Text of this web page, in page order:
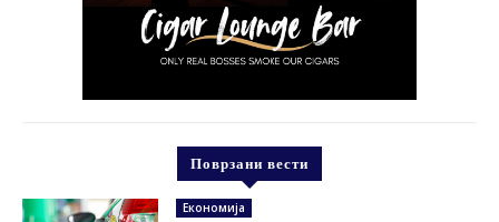
Поврзани вести
Економија